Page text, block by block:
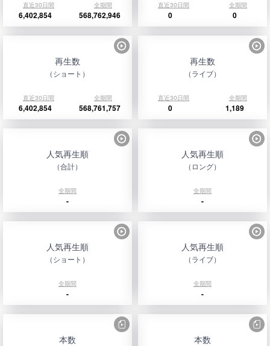
直近30日間 全期間
6,402,854 568,762,946
直近30日間 全期間
0 0
再生数
（ショート）
直近30日間 全期間
6,402,854 568,761,757
再生数
（ライブ）
直近30日間 全期間
0 1,189
人気再生順
（合計）
全期間
-
人気再生順
（ロング）
全期間
-
人気再生順
（ショート）
全期間
-
人気再生順
（ライブ）
全期間
-
本数 本数